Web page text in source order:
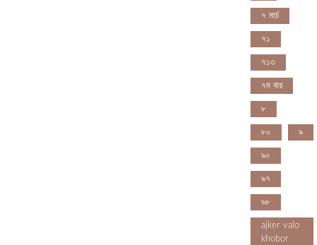
৭ মার্চ
৭১
৭১৩
৭ম বার
৮
৮০ ৯
৯০
৯৭
৯৮
ajker valo
khobor